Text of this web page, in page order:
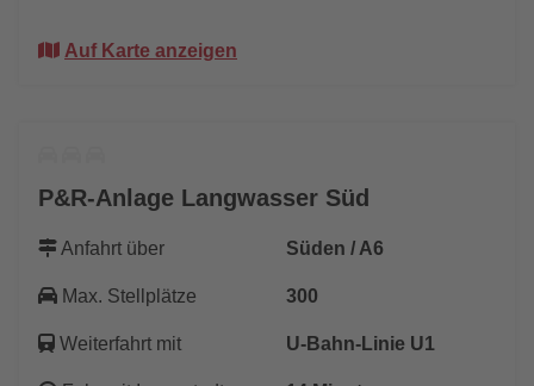
Auf Karte anzeigen
P&R-Anlage Langwasser Süd
Anfahrt über Süden / A6
Max. Stellplätze 300
Weiterfahrt mit U-Bahn-Linie U1